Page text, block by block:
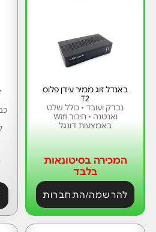
נבדק ועובד • כולל שלט
ואנטנה • חיבור Wifi
באמצעות דונגל
באנדל זוג ממיר עידן פלוס
T2
המכירה בסיטונאות
בלבד
להרשמה/התחברות